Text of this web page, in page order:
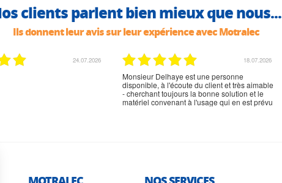
clients parlent bien mieux que nous...
Ils donnent leur avis sur leur expérience avec Motralec
02.07.2026 02.07.2026
rien à signaler, très content